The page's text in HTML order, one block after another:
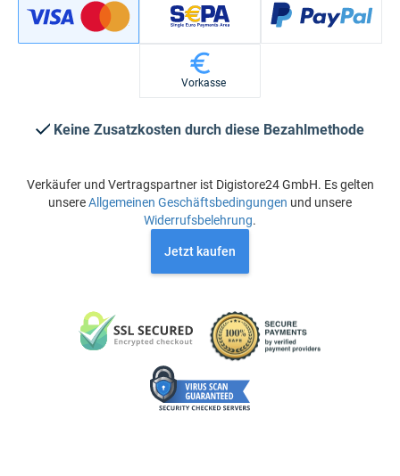
Vorkasse
Keine Zusatzkosten durch diese Bezahlmethode
Verkäufer und Vertragspartner ist Digistore24 GmbH. Es gelten
unsereAllgemeinen Geschäftsbedingungen und unsere
Widerrufsbelehrung.
Jetzt kaufen